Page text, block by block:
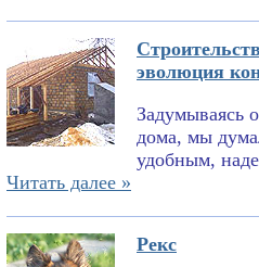
эволюция
Задумываясь
дома, мы
удобным,
Читать далее »
Рекс